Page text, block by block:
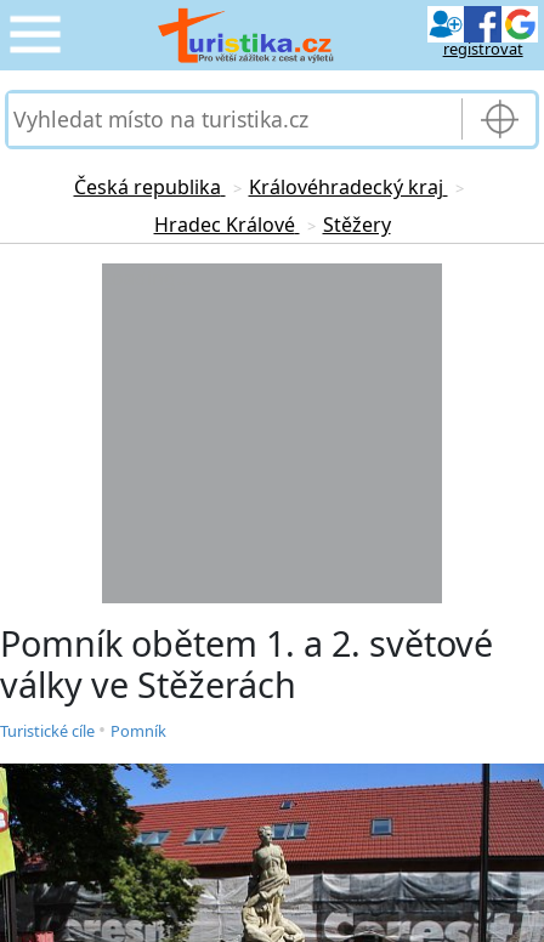
registrovat
CESTOVÁNÍ
SLUŽBY & DOPRAVA
PRO TURISTY ›
Česká republika > Královéhradecký kraj >
Hradec Králové > Stěžery
Pomník obětem 1. a 2. světové
války ve Stěžerách
Turistické cíle • Pomník